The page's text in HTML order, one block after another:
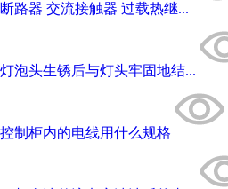
断路器 交流接触器 过载热继...
灯泡头生锈后与灯头牢固地结...
控制柜内的电线用什么规格